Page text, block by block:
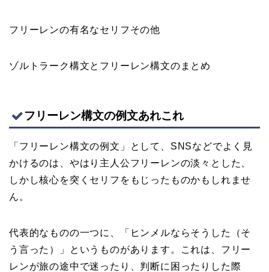
フリーレンの有名なセリフその他
ゾルトラーク構文とフリーレン構文のまとめ
フリーレン構文の例文あれこれ
「フリーレン構文の例文」として、SNSなどでよく見
かけるのは、やはり主人公フリーレンの淡々とした、
しかし核心を突くセリフをもじったものかもしれませ
ん。
代表的なものの一つに、「ヒンメルならそうした（そ
う言った）」というものがあります。これは、フリー
レンが旅の途中で迷ったり、判断に困ったりした際